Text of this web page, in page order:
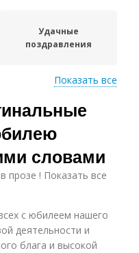
Удачные
поздравления
Высказывания в
поздравлении
Показать все
словами
прозе ! Показать все
с юбилеем нашего
деятельности и
блага и высокой